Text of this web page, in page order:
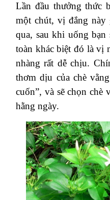
Lần đầu thưởng thức
một chút, vị đắng
qua, sau khi uống bạn
toàn khác biệt đó là vị
nhàng rất dễ chịu.
thơm dịu của chè
cuốn”, và sẽ chọn chè
hằng ngày.